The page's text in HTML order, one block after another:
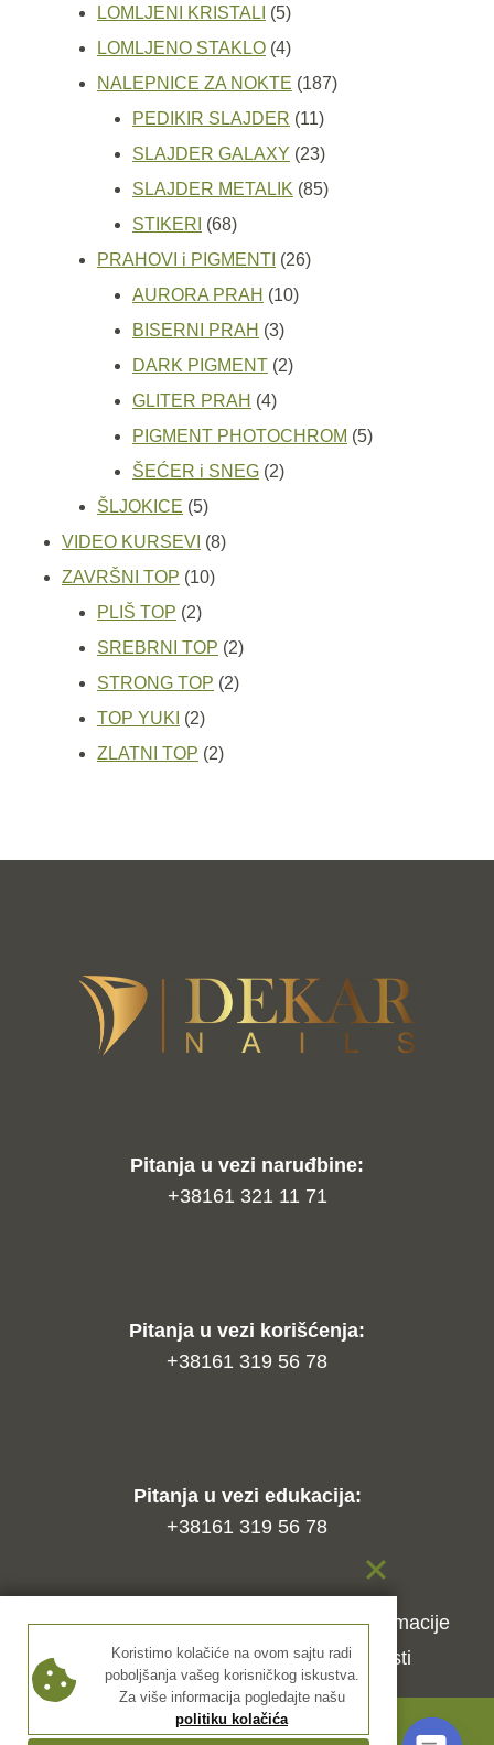
proizvoda
LOMLJENI KRISTALI 55
proizvoda
LOMLJENO STAKLO 44
proizvoda
NALEPNICE ZA NOKTE 187187
PEDIKIR SLAJDER 1111
proizvoda
SLAJDER GALAXY 2323
proizvoda
SLAJDER METALIK 8585
STIKERI 6868
proizvoda
PRAHOVI i PIGMENTI 2626
AURORA PRAH 1010
BISERNI PRAH 33
proizvoda
DARK PIGMENT 22
GLITER PRAH 44
proizvoda
PIGMENT PHOTOCHROM 55
ŠEĆER i SNEG 22
ŠLJOKICE 55
proizvoda
VIDEO KURSEVI 88
ZAVRŠNI TOP 1010
PLIŠ TOP 22
proizvoda
SREBRNI TOP 22
proizvoda
STRONG TOP 22
TOP YUKI 22
proizvoda
ZLATNI TOP 22
Pitanja u vezi naruđbine:
+38161 321 11 71
Pitanja u vezi korišćenja:
+38161 319 56 78
Pitanja u vezi edukacija:
+38161 319 56 78
Kako naručiti? Način isporuke
Reklamacije
Uslovi korišćenja
Politika privatnosti
© 2026 Dekar nails
Koristimo kolačiće na ovom sajtu radi
poboljšanja vašeg korisničkog iskustva.
Za više informacija pogledajte našu
politiku kolačića